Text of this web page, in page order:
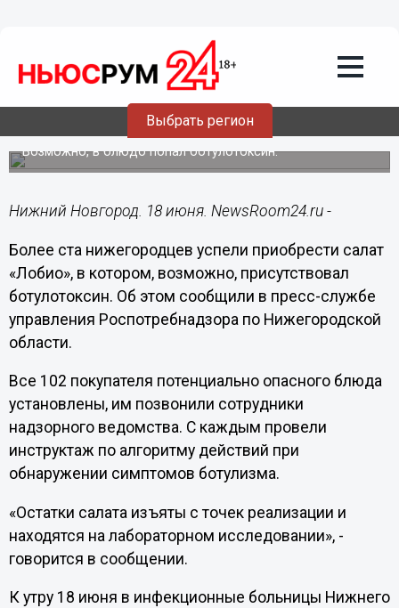
Выбрать регион
18.06.202412:28
102 нижегородца купили потенциально
опасный салат «Лобио»
Возможно, в блюдо попал ботулотоксин.
Нижний Новгород. 18 июня. NewsRoom24.ru -
Более ста нижегородцев успели приобрести салат
«Лобио», в котором, возможно, присутствовал
ботулотоксин. Об этом сообщили в пресс-службе
управления Роспотребнадзора по Нижегородской
области.
Все 102 покупателя потенциально опасного блюда
установлены, им позвонили сотрудники
надзорного ведомства. С каждым провели
инструктаж по алгоритму действий при
обнаружении симптомов ботулизма.
«Остатки салата изъяты с точек реализации и
находятся на лабораторном исследовании», -
говорится в сообщении.
К утру 18 июня в инфекционные больницы Нижнего